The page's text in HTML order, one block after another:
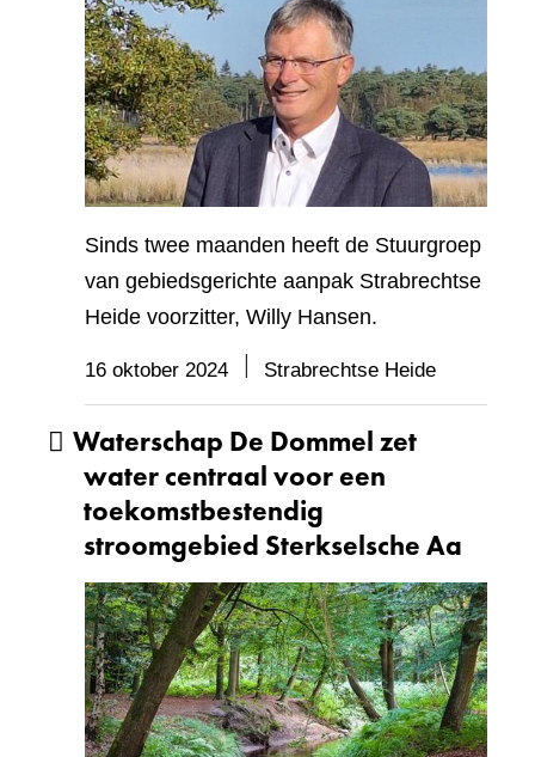
Sinds twee maanden heeft de Stuurgroep
van gebiedsgerichte aanpak Strabrechtse
Heide voorzitter, Willy Hansen.
16 oktober 2024 Strabrechtse Heide
Waterschap De Dommel zet
water centraal voor een
toekomstbestendig
stroomgebied Sterkselsche Aa